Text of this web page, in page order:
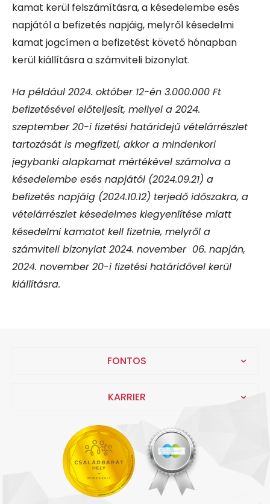
kamat kerül felszámításra, a késedelembe esés
napjától a befizetés napjáig, melyről késedelmi
kamat jogcímen a befizetést követő hónapban
kerül kiállításra a számviteli bizonylat.
Ha például 2024. október 12-én 3.000.000 Ft
befizetésével előteljesít, mellyel a 2024.
szeptember 20-i fizetési határidejű vételárrészlet
tartozását is megfizeti, akkor a mindenkori
jegybanki alapkamat mértékével számolva a
késedelembe esés napjától (2024.09.21) a
befizetés napjáig (2024.10.12) terjedő időszakra, a
vételárrészlet késedelmes kiegyenlítése miatt
késedelmi kamatot kell fizetnie, melyről a
számviteli bizonylat 2024. november 06. napján,
2024. november 20-i fizetési határidővel kerül
kiállításra.
FONTOS
KARRIER